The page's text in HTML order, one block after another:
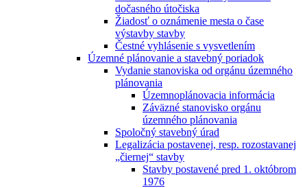
dočasného útočiska
Žiadosť o oznámenie mesta o čase
výstavby stavby
Čestné vyhlásenie s vysvetlením
Územné plánovanie a stavebný poriadok
Vydanie stanoviska od orgánu územného
plánovania
Územnoplánovacia informácia
Záväzné stanovisko orgánu
územného plánovania
Spoločný stavebný úrad
Legalizácia postavenej, resp. rozostavanej
„čiernej“ stavby
Stavby postavené pred 1. októbrom
1976